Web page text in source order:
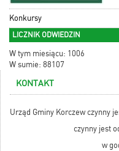
Konkursy
LICZNIK ODWIEDZIN
W tym miesiącu: 1006
W sumie: 88107
KONTAKT
Urząd Gminy Korczew czynny
czynny jest
w